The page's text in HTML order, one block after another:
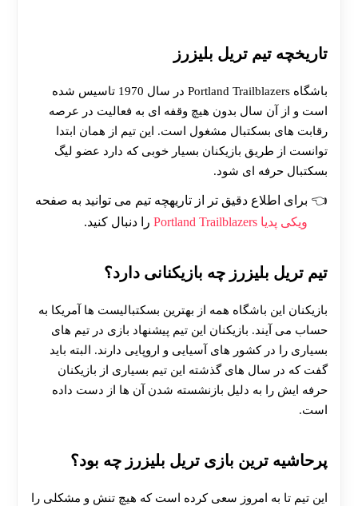
تاریخچه تیم تریل بلیزرز
باشگاه Portland Trailblazers در سال 1970 تاسیس شده
است و از آن سال بدون هیچ وقفه ای به فعالیت در عرصه
رقابت های بسکتبال مشغول است. این تیم از همان ابتدا
توانست از طریق بازیکنان بسیار خوبی که دارد عضو لیگ
بسکتبال حرفه ای شود.
برای اطلاع دقیق تر از تاریهچه تیم می توانید به صفحه
ویکی پدیا Portland Trailblazers
را دنبال کنید.
تیم تریل بلیزرز چه بازیکنانی دارد؟
بازیکنان این باشگاه همه از بهترین بسکتبالیست ها آمریکا به
حساب می آیند. بازیکنان این تیم پیشنهاد بازی در تیم های
بسیاری را در کشور های آسیایی و اروپایی دارند. البته باید
گفت که در سال های گذشته این تیم بسیاری از بازیکنان
حرفه ایش را به دلیل بازنشسته شدن آن ها از دست داده
است.
پرحاشیه ترین بازی تریل بلیزرز چه بود؟
این تیم تا به امروز سعی کرده است که هیچ تنش و مشکلی را